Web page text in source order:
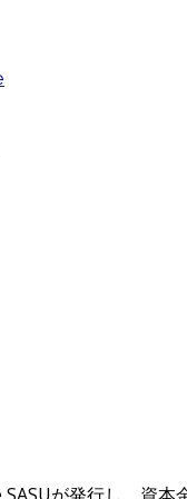
が発行し、資本